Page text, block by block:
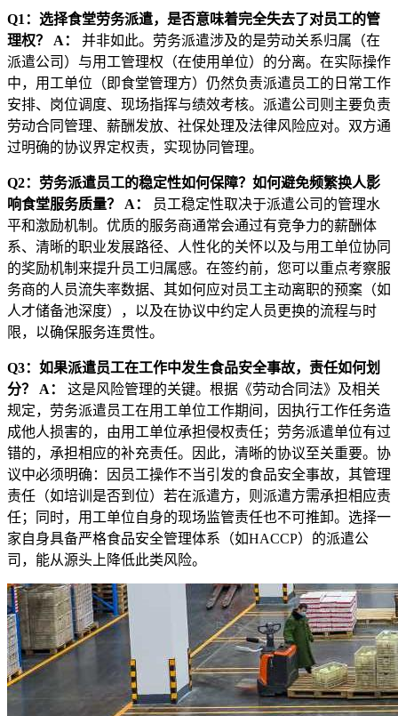
Q1：选择食堂劳务派遣，是否意味着完全失去了对员工的管
理权？
A：
并非如此。劳务派遣涉及的是劳动关系归属（在
派遣公司）与用工管理权（在使用单位）的分离。在实际操作
中，用工单位（即食堂管理方）仍然负责派遣员工的日常工作
安排、岗位调度、现场指挥与绩效考核。派遣公司则主要负责
劳动合同管理、薪酬发放、社保处理及法律风险应对。双方通
过明确的协议界定权责，实现协同管理。
Q2：劳务派遣员工的稳定性如何保障？如何避免频繁换人影
响食堂服务质量？
A：
员工稳定性取决于派遣公司的管理水
平和激励机制。优质的服务商通常会通过有竞争力的薪酬体
系、清晰的职业发展路径、人性化的关怀以及与用工单位协同
的奖励机制来提升员工归属感。在签约前，您可以重点考察服
务商的人员流失率数据、其如何应对员工主动离职的预案（如
人才储备池深度），以及在协议中约定人员更换的流程与时
限，以确保服务连贯性。
Q3：如果派遣员工在工作中发生食品安全事故，责任如何划
分？
A：
这是风险管理的关键。根据《劳动合同法》及相关
规定，劳务派遣员工在用工单位工作期间，因执行工作任务造
成他人损害的，由用工单位承担侵权责任；劳务派遣单位有过
错的，承担相应的补充责任。因此，清晰的协议至关重要。协
议中必须明确：因员工操作不当引发的食品安全事故，其管理
责任（如培训是否到位）若在派遣方，则派遣方需承担相应责
任；同时，用工单位自身的现场监管责任也不可推卸。选择一
家自身具备严格食品安全管理体系（如HACCP）的派遣公
司，能从源头上降低此类风险。